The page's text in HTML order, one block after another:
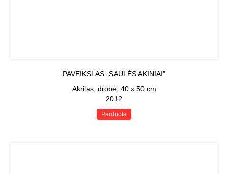
PAVEIKSLAS „SAULĖS AKINIAI”
Akrilas, drobė, 40 x 50 cm
2012
Parduota